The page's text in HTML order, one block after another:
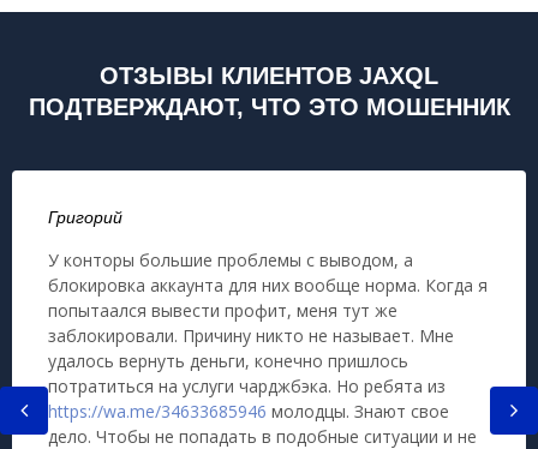
ОТЗЫВЫ КЛИЕНТОВ JAXQL
ПОДТВЕРЖДАЮТ, ЧТО ЭТО МОШЕННИК
Григорий
У конторы большие проблемы с выводом, а
блокировка аккаунта для них вообще норма. Когда я
попытаался вывести профит, меня тут же
заблокировали. Причину никто не называет. Мне
удалось вернуть деньги, конечно пришлось
потратиться на услуги чарджбэка. Но ребята из
https://wa.me/34633685946 молодцы. Знают свое
дело. Чтобы не попадать в подобные ситуации и не